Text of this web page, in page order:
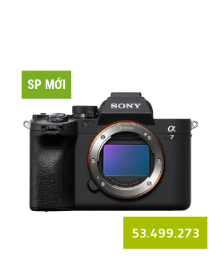
53.499.273
SP MỚI